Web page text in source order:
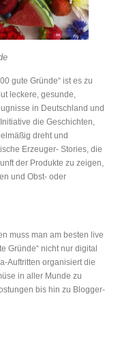
gute Gründe“ ist es zu
leckere, gesunde,
in Deutschland und
die Geschichten,
dreht und
Erzeuger- Stories, die
der Produkte zu zeigen,
und Obst- oder
muss man am besten live
Gründe“ nicht nur digital
Auftritten organisiert die
in aller Munde zu
bis hin zu Blogger-